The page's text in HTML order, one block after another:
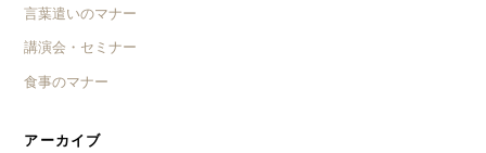
言葉遣いのマナー
講演会・セミナー
食事のマナー
アーカイブ